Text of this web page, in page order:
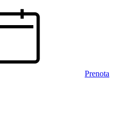
Prenota